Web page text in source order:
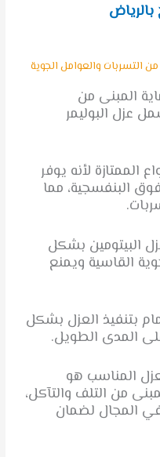
التسربات والعوامل الجوية
المبنى من
عزل البوليمر
الممتازة لأنه يوفر
البنفسجية، مما
البيتومين بشكل
القاسية ويمنع
بتنفيذ العزل بشكل
المدى الطويل.
المناسب هو
من التلف والتآكل،
المجال لضمان